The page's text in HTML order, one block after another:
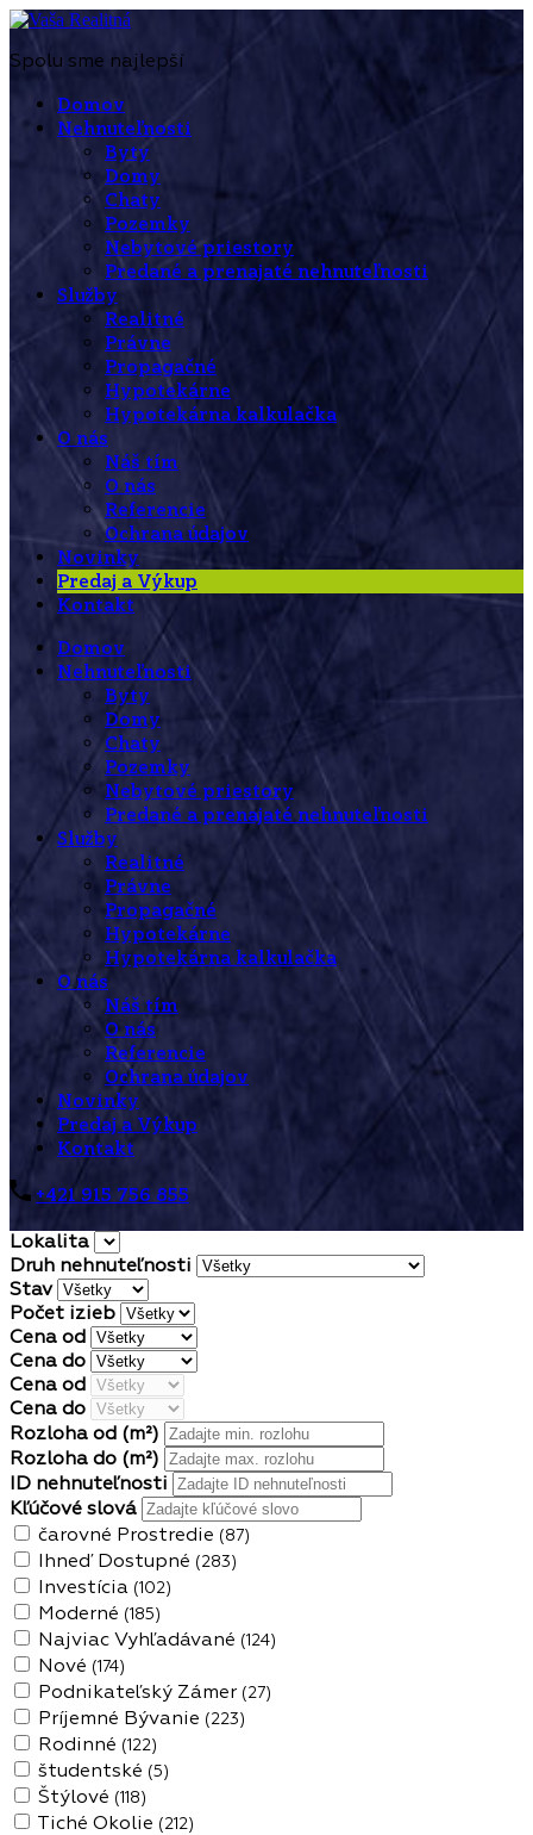
Spolu sme najlepší
Domov
Nehnuteľnosti
Byty
Domy
Chaty
Pozemky
Nebytové priestory
Predané a prenajaté nehnuteľnosti
Služby
Realitné
Právne
Propagačné
Hypotekárne
Hypotekárna kalkulačka
O nás
Náš tím
O nás
Referencie
Ochrana údajov
Novinky
Predaj a Výkup
Kontakt
Domov
Nehnuteľnosti
Byty
Domy
Chaty
Pozemky
Nebytové priestory
Predané a prenajaté nehnuteľnosti
Služby
Realitné
Právne
Propagačné
Hypotekárne
Hypotekárna kalkulačka
O nás
Náš tím
O nás
Referencie
Ochrana údajov
Novinky
Predaj a Výkup
Kontakt
+421 915 756 855
Lokalita
Druh nehnuteľnosti
Stav
Počet izieb
Cena od
Cena do
Cena od
Cena do
Rozloha od (m²)
Rozloha do (m²)
ID nehnuteľnosti
Kľúčové slová
čarovné Prostredie (87)
Ihneď Dostupné (283)
Investícia (102)
Moderné (185)
Najviac Vyhľadávané (124)
Nové (174)
Podnikateľský Zámer (27)
Príjemné Bývanie (223)
Rodinné (122)
študentské (5)
Štýlové (118)
Tiché Okolie (212)